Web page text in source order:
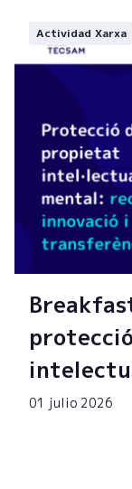
Actividad Xarxa
01 julio 2026